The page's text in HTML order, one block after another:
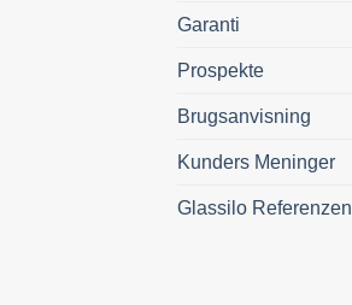
Garanti
Prospekte
Brugsanvisning
Kunders Meninger
Glassilo Referenzen